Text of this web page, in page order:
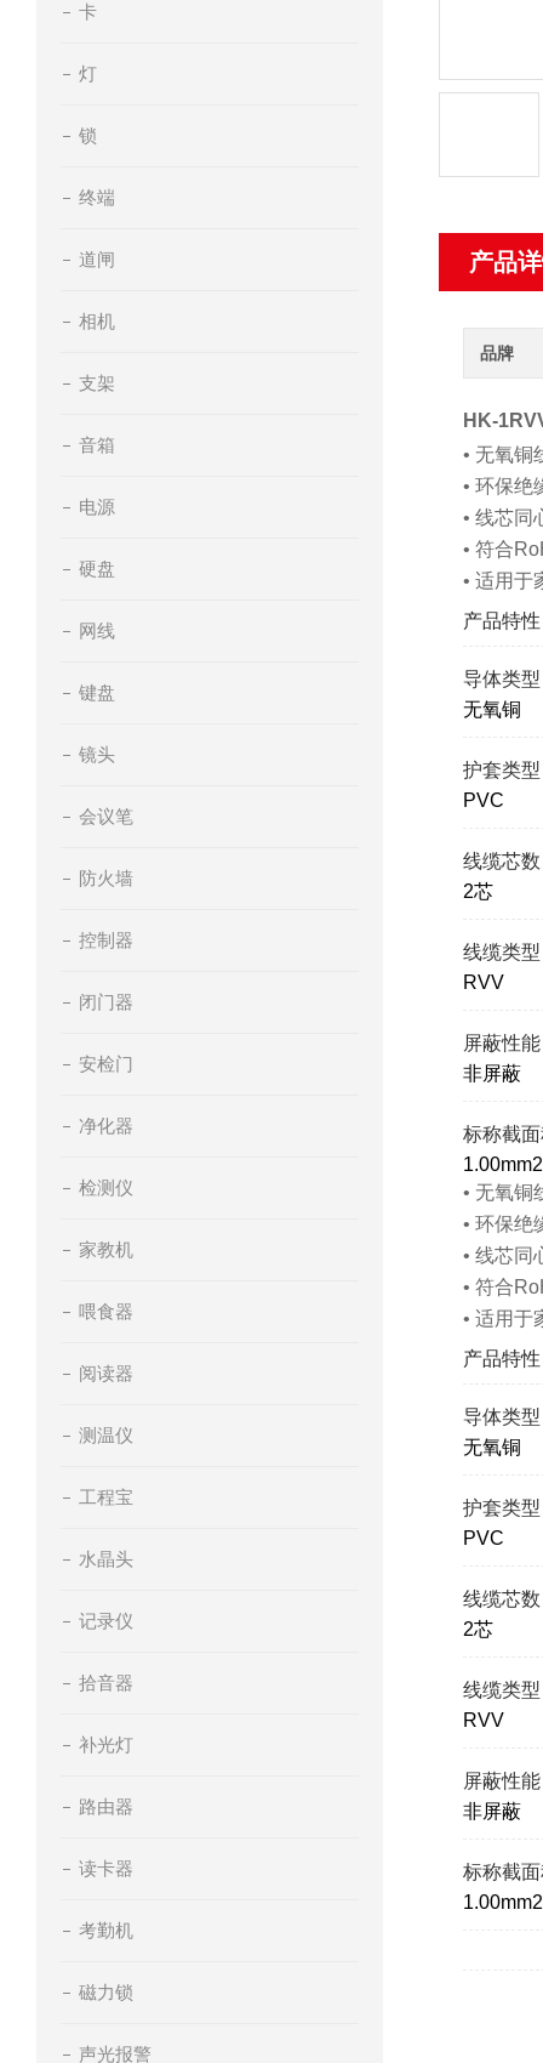
卡
灯
锁
终端
道闸
相机
支架
音箱
电源
硬盘
网线
键盘
镜头
会议笔
防火墙
控制器
闭门器
安检门
净化器
检测仪
家教机
喂食器
阅读器
测温仪
工程宝
水晶头
记录仪
拾音器
补光灯
路由器
读卡器
考勤机
磁力锁
声光报警
产品
品牌
HK-
• 无氧铜
• 环保绝
• 线芯同
• 符合
• 适用于
产品特性
导体类
无氧铜
护套类
PVC
线缆芯
2芯
线缆类
RVV
屏蔽性
非屏蔽
标称截
1.00mm2
• 无氧铜
• 环保绝
• 线芯同
• 符合
• 适用于
产品特性
导体类
无氧铜
护套类
PVC
线缆芯
2芯
线缆类
RVV
屏蔽性
非屏蔽
标称截
1.00mm2